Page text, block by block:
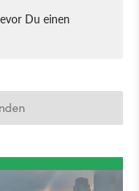
Du einen